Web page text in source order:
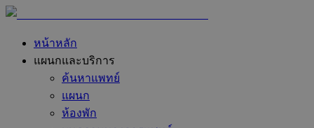
หน้าหลัก
แผนกและบริการ
ค้นหาแพทย์
แผนก
ห้องพัก